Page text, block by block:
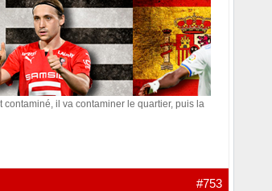
il va contaminer le quartier, puis la
#753